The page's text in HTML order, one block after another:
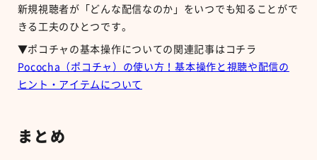
新規視聴者が「どんな配信なのか」をいつでも知ることがで
きる工夫のひとつです。
▼ポコチャの基本操作についての関連記事はコチラ
Pococha（ポコチャ）の使い方！基本操作と視聴や配信の
ヒント・アイテムについて
まとめ